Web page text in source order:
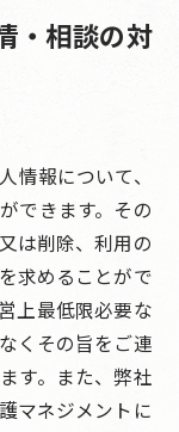
・相談の対
情報について、
できます。その
は削除、利用の
求めることがで
上最低限必要な
くその旨をご連
す。また、弊社
マネジメントに